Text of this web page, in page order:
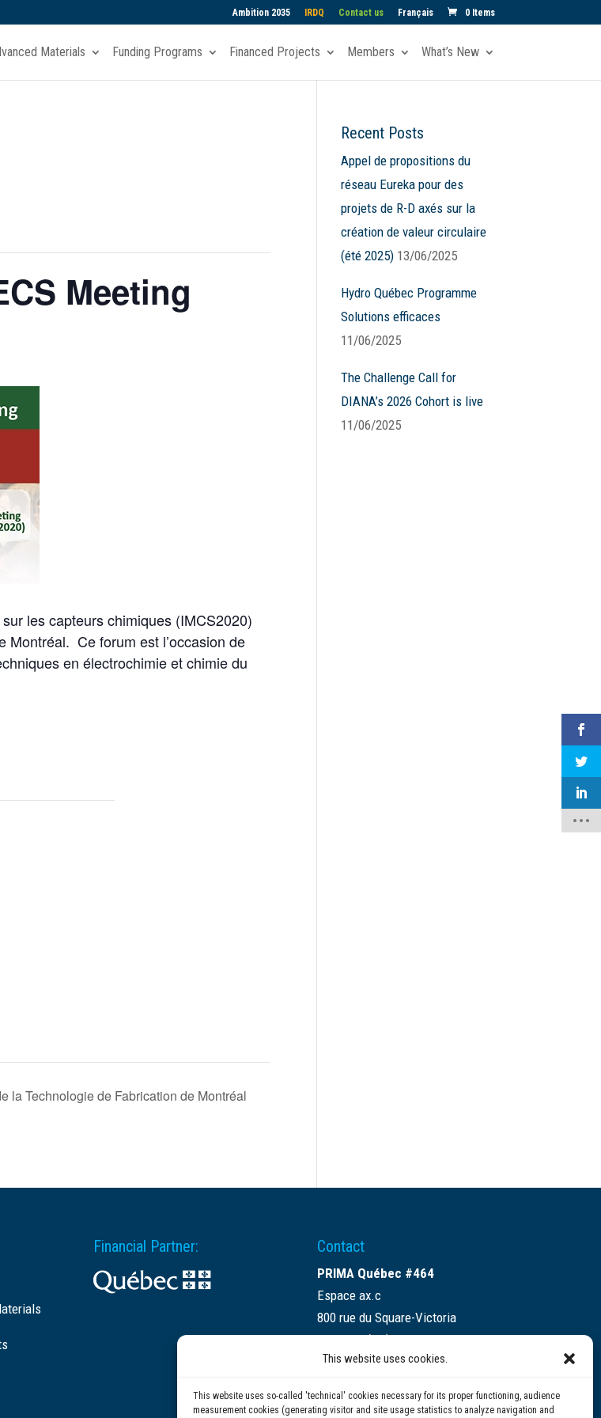
This website uses cookies.
This website uses so-called 'technical' cookies necessary for its proper functioning, audience
measurement cookies (generating visitor and site usage statistics to analyze navigation and
Ambition 2035 IRDQ Contact us Français 0 Items
Materials Funding Programs Financed Projects Members What’s New
Meeting
les capteurs chimiques (IMCS2020)
Montréal. Ce forum est l’occasion de
en électrochimie et chimie du
la Technologie de Fabrication de Montréal
Recent Posts
Appel de propositions du
réseau Eureka pour des
projets de R-D axés sur la
création de valeur circulaire
(été 2025) 13/06/2025
Hydro Québec Programme
Solutions efficaces
11/06/2025
The Challenge Call for
DIANA’s 2026 Cohort is live
11/06/2025
Financial Partner: Contact
PRIMA Québec #464
Espace ax.c
800 rue du Square-Victoria
Montréal (QC) H3C 0B4
info@prima.ca